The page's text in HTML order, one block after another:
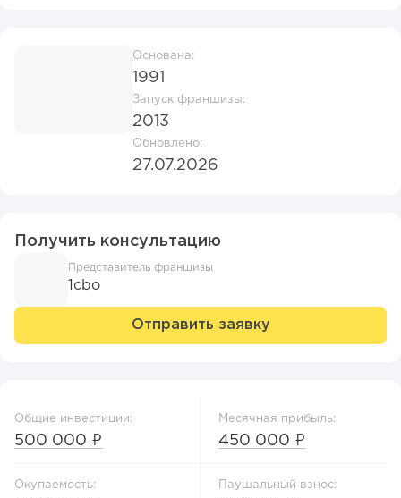
Основана:
1991
Запуск франшизы:
2013
Обновлено:
27.07.2026
Получить консультацию
Представитель франшизы
1cbo
Отправить заявку
Общие инвестиции:
500 000 ₽
Месячная прибыль:
450 000 ₽
Окупаемость: Паушальный взнос: